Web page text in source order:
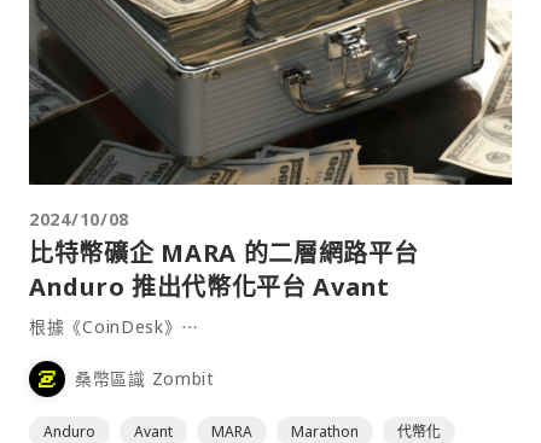
2024/10/08
比特幣礦企 MARA 的二層網路平台
Anduro 推出代幣化平台 Avant
根據《CoinDesk》⋯
桑幣區識 Zombit
Anduro Avant MARA Marathon
代幣化